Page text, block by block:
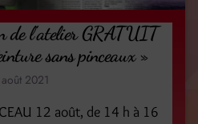
de l’atelier GRATUIT
sans pinceaux »
août 2021
12 août, de 14 h à 16